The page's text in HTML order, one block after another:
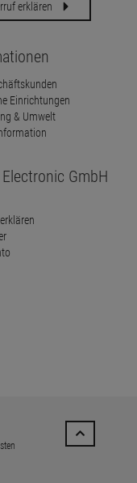
erklären
Einrichtungen
& Umwelt
GmbH